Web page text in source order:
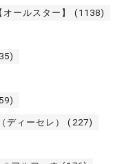
オールスター】 (1138)
ディーセレ） (227)